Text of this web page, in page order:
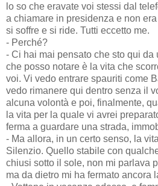
lo so che eravate voi stessi dal
a chiamare in presidenza e non
si soffre e si ride. Tutti eccetto me.
- Perché?
- Ci hai mai pensato che sto qui da
che posso notare è la vita che
voi. Vi vedo entrare spauriti come
vedo rimanere qui dentro senza il
alcuna volontà e poi, finalmente,
la vita per la quale vi avrei
ferma a guardare una strada,
- Ma allora, in un certo senso, la
Silenzio. Quello stabile con
chiusi sotto il sole, non mi parlava
ma da dietro mi ha fermato ancora